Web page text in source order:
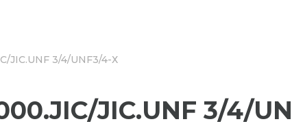
JIC.UNF 3/4/UNF3/4-Х
JIC.UNF 3/4/